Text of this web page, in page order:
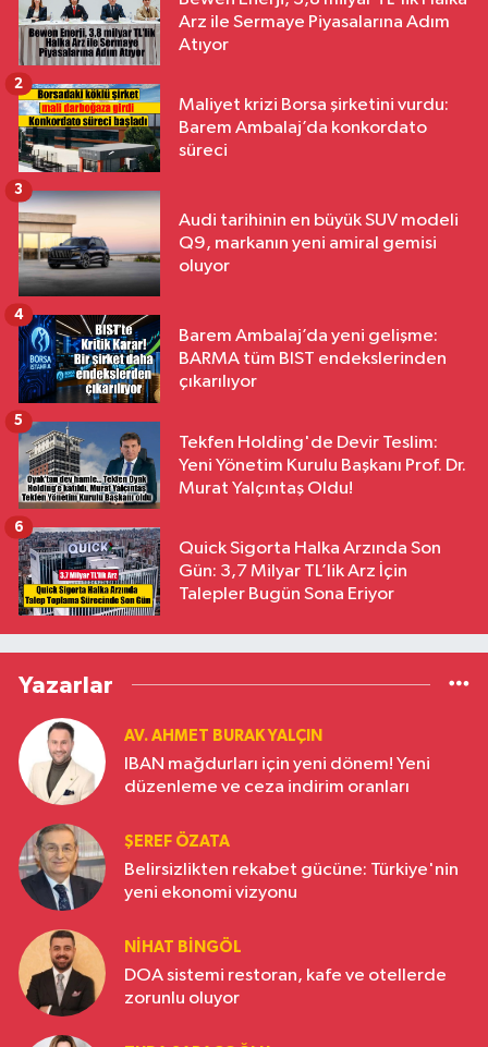
Arz ile Sermaye Piyasalarına Adım
Atıyor
Maliyet krizi Borsa şirketini vurdu:
Barem Ambalaj’da konkordato
süreci
2
Audi tarihinin en büyük SUV modeli
Q9, markanın yeni amiral gemisi
oluyor
3
Barem Ambalaj’da yeni gelişme:
BARMA tüm BIST endekslerinden
çıkarılıyor
4
Tekfen Holding'de Devir Teslim:
Yeni Yönetim Kurulu Başkanı Prof. Dr.
Murat Yalçıntaş Oldu!
5
Quick Sigorta Halka Arzında Son
Gün: 3,7 Milyar TL’lik Arz İçin
Talepler Bugün Sona Eriyor
6
Yazarlar
AV. AHMET BURAK YALÇIN
IBAN mağdurları için yeni dönem! Yeni
düzenleme ve ceza indirim oranları
ŞEREF ÖZATA
Belirsizlikten rekabet gücüne: Türkiye'nin
yeni ekonomi vizyonu
NIHAT BINGÖL
DOA sistemi restoran, kafe ve otellerde
zorunlu oluyor